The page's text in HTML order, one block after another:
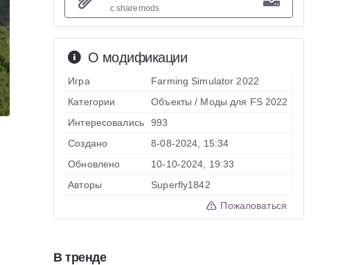
О модификации
Игра
Farming Simulator 2022
Категории
Объекты / Моды для FS 2022
Интересовались
993
Создано
8-08-2024, 15:34
Обновлено
10-10-2024, 19:33
Авторы
Superfly1842
Пожаловаться
с sharemods
В тренде